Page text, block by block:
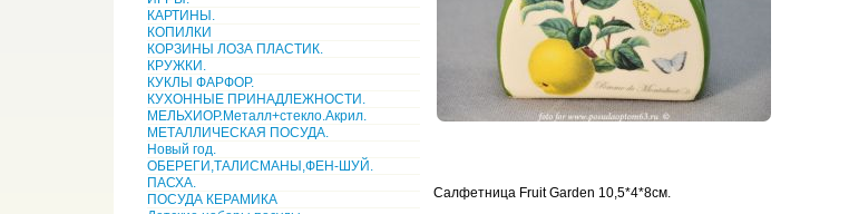
КАРТИНЫ.
КОПИЛКИ
КОРЗИНЫ ЛОЗА ПЛАСТИК.
КРУЖКИ.
КУКЛЫ ФАРФОР.
КУХОННЫЕ ПРИНАДЛЕЖНОСТИ.
МЕЛЬХИОР.Металл+стекло.Акрил.
МЕТАЛЛИЧЕСКАЯ ПОСУДА.
Новый год.
ОБЕРЕГИ,ТАЛИСМАНЫ,ФЕН-ШУЙ.
ПАСХА.
ПОСУДА КЕРАМИКА
Салфетница Fruit Garden 10,5*4*8см.